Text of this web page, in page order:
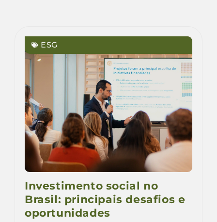
ESG
Investimento social no
Brasil: principais desafios e
oportunidades